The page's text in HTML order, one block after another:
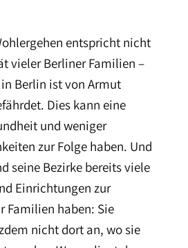
entspricht nicht
vieler Berliner Familien –
Berlin ist von Armut
Dies kann eine
und weniger
zur Folge haben. Und
seine Bezirke bereits viele
Einrichtungen zur
Familien haben: Sie
nicht dort an, wo sie